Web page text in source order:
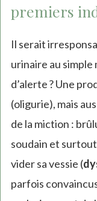
premiers
Il serait
urinaire au simple
d’alerte ? Une
(oligurie), mais
de la miction :
soudain et
vider sa vessie (
parfois